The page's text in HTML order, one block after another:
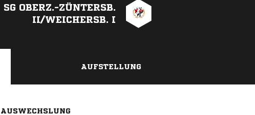
SG OBERZ.-ZÜNTERSB.
II/WEICHERSB. I
AUFSTELLUNG
AUSWECHSLUNG